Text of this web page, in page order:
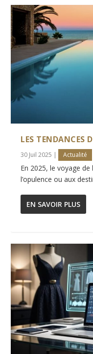
LES TENDANCES
30 Juil 2025 | Actualité
En 2025, le voyage
l’opulence ou aux
EN SAVOIR PLUS